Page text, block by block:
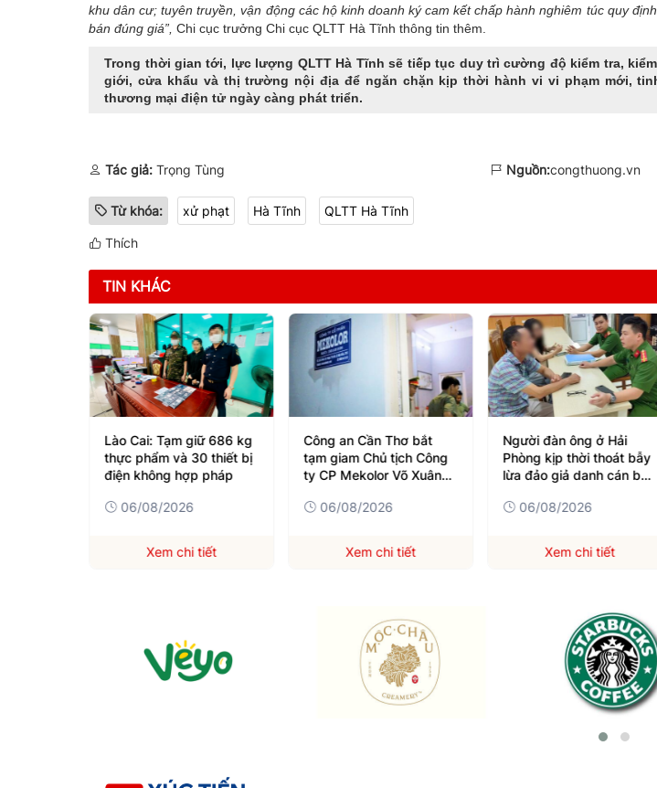
khu dân cư; tuyên truyền, vận động các hộ kinh doanh ký cam kết chấp hành nghiêm túc quy
bán đúng giá”, Chi cục trưởng Chi cục QLTT Hà Tĩnh thông tin thêm.
Trong thời gian tới, lực lượng QLTT Hà Tĩnh sẽ tiếp tục duy trì cường độ kiểm tra,
giới, cửa khẩu và thị trường nội địa để ngăn chặn kịp thời hành vi vi phạm mới,
thương mại điện tử ngày càng phát triển.
Tác giả: Trọng Tùng Nguồn:congthuong.vn
Từ khóa: xử phạt Hà Tĩnh QLTT Hà Tĩnh
Thích
TIN KHÁC
Lào Cai: Tạm giữ 686 kg
thực phẩm và 30 thiết bị
điện không hợp pháp
06/08/2026
Xem chi tiết
Công an Cần Thơ bắt
tạm giam Chủ tịch Công
ty CP Mekolor Võ Xuân
06/08/2026
Xem chi tiết
Người đàn ông ở Hải
Phòng kịp thời thoát bẫy
lừa đảo giả danh cán bộ
06/08/2026
Xem chi tiết